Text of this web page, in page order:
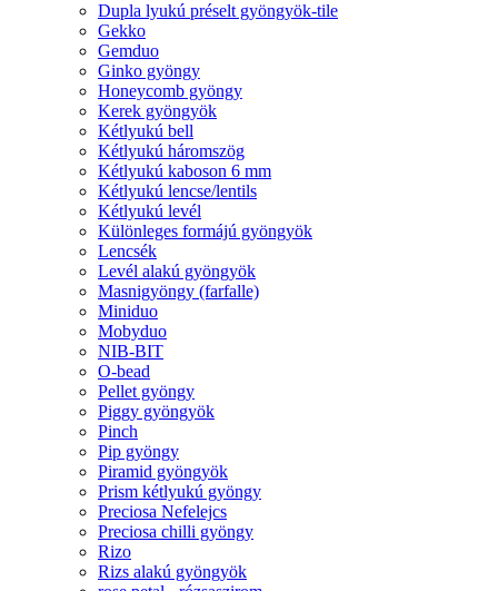
Dupla lyukú préselt gyöngyök-tile
Gekko
Gemduo
Ginko gyöngy
Honeycomb gyöngy
Kerek gyöngyök
Kétlyukú bell
Kétlyukú háromszög
Kétlyukú kaboson 6 mm
Kétlyukú lencse/lentils
Kétlyukú levél
Különleges formájú gyöngyök
Lencsék
Levél alakú gyöngyök
Masnigyöngy (farfalle)
Miniduo
Mobyduo
NIB-BIT
O-bead
Pellet gyöngy
Piggy gyöngyök
Pinch
Pip gyöngy
Piramid gyöngyök
Prism kétlyukú gyöngy
Preciosa Nefelejcs
Preciosa chilli gyöngy
Rizo
Rizs alakú gyöngyök